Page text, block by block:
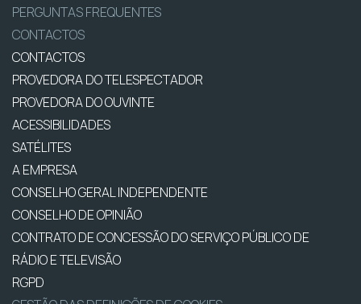
PERGUNTAS FREQUENTES
CONTACTOS
CONTACTOS
PROVEDORA DO TELESPECTADOR
PROVEDORA DO OUVINTE
ACESSIBILIDADES
SATÉLITES
A EMPRESA
CONSELHO GERAL INDEPENDENTE
CONSELHO DE OPINIÃO
CONTRATO DE CONCESSÃO DO SERVIÇO PÚBLICO DE
RÁDIO E TELEVISÃO
RGPD